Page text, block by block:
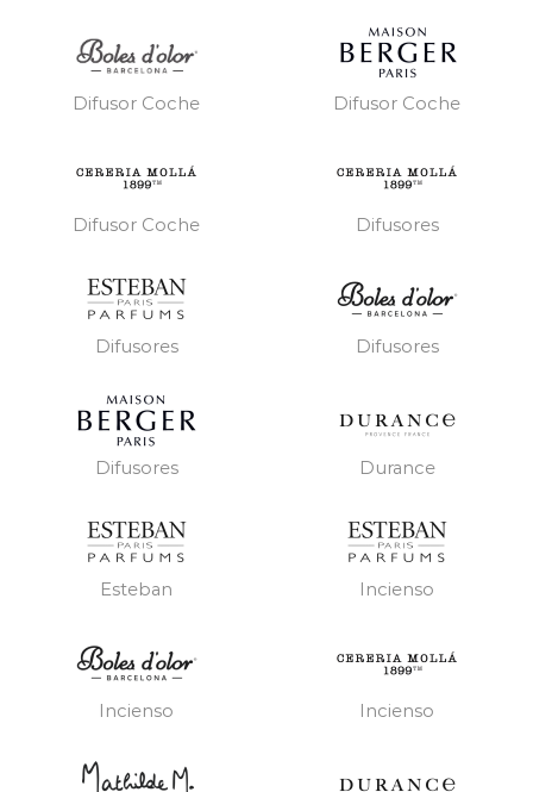
Difusor Coche Difusor Coche
Difusor Coche Difusores
Difusores Difusores
Difusores Durance
Esteban Incienso
Incienso Incienso